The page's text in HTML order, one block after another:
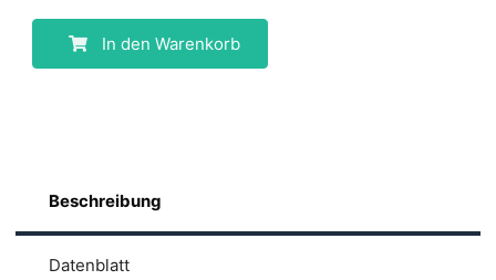
In den Warenkorb
Beschreibung
Datenblatt